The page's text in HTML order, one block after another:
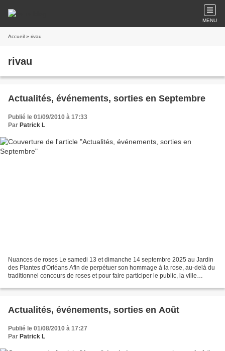
MENU
Accueil » rivau
rivau
Actualités, événements, sorties en Septembre
Publié le 01/09/2010 à 17:33
Par Patrick L
Nuances de roses Le samedi 13 et dimanche 14 septembre 2025 au Jardin
des Plantes d'Orléans Afin de perpétuer son hommage à la rose, au-delà du
traditionnel concours de roses et pour faire participer le public, la ville
Actualités, événements, sorties en Août
Publié le 01/08/2010 à 17:27
Par Patrick L